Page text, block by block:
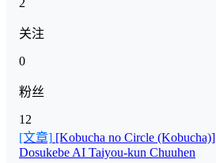
2
关注
0
粉丝
12
[文章] [Kobucha no Circle (Kobucha)]
Dosukebe AI Taiyou-kun Chuuhen